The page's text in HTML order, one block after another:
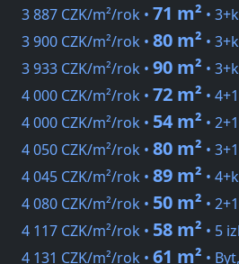
3 887 CZK/m²/rok • 71 m² •
3 900 CZK/m²/rok • 80 m² •
3 933 CZK/m²/rok • 90 m² •
4 000 CZK/m²/rok • 72 m² •
4 000 CZK/m²/rok • 54 m² •
4 050 CZK/m²/rok • 80 m² •
4 045 CZK/m²/rok • 89 m² •
4 080 CZK/m²/rok • 50 m² •
4 117 CZK/m²/rok • 58 m² • 5
4 131 CZK/m²/rok • 61 m² •